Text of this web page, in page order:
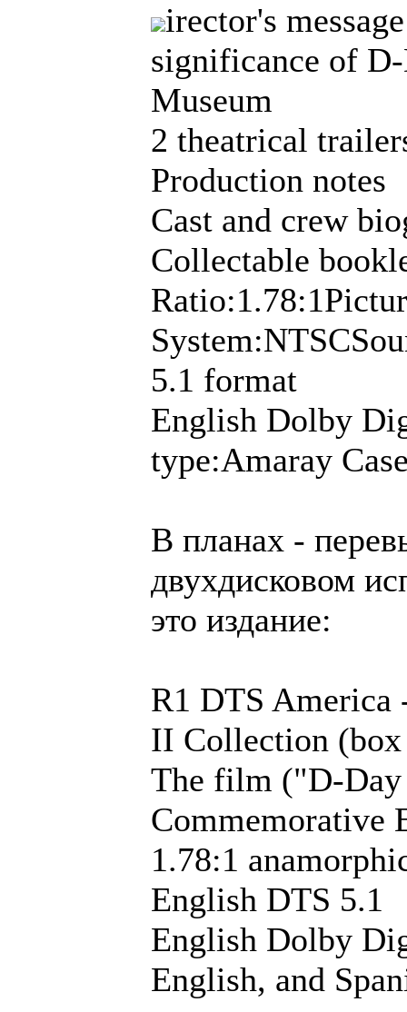
irector's
significance of
Museum
2 theatrical
Production notes
Cast and crew
Collectable
5.1 format
English Dolby
type:Amaray
В планах -
двухдисковом
это издание:
R1 DTS America
II Collection (box
The film ("D-Day
Commemorative
1.78:1
English DTS 5.1
English Dolby
English, and